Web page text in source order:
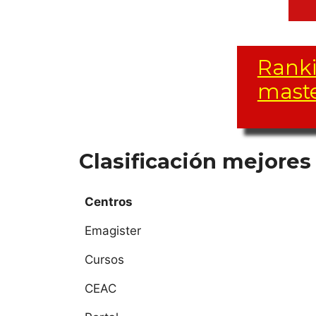
Clasificación
Centros
Emagister
Cursos
CEAC